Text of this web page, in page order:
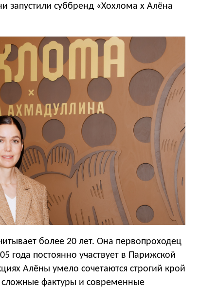
запустили суббренд «Хохлома х Алёна
более 20 лет. Она первопроходец
года постоянно участвует в Парижской
Алёны умело сочетаются строгий крой
фактуры и современные